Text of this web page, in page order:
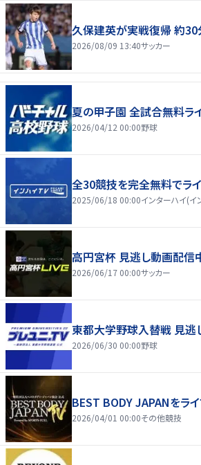
久保建英が実戦復帰 約
2026/08/09 13:40サッカー
夏の甲子園 全試合無料ラ
2026/04/12 00:00野球
全30競技を完全無料でライ
2025/06/18 00:00インターハイ(イ
高円宮杯 見逃し動画配信
2026/06/17 00:00サッカー
東都大学野球入替戦 見逃
2026/06/30 00:00野球
BEST BODY JAPANをライ
2026/04/01 00:00その他競技